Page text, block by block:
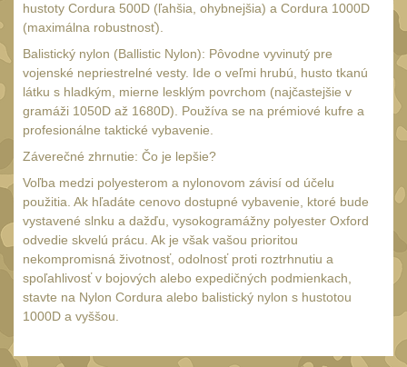
Laserové značkovače
Nabíjačky17
Adaptér pro nabíječku
Akumulátory a baterie 7
18650
14500 / AA / AAA4
16340 a CR123
Držiaky a
príslušenstvo27
Náhradné diely 7
OBLEČENIE
hustoty Cordura 500D (ľahšia, ohybnejšia) a Cordura 1000D
(maximálna robustnosť).
Balistický nylon (Ballistic Nylon): Pôvodne vyvinutý pre
vojenské nepriestrelné vesty. Ide o veľmi hrubú, husto tkanú
látku s hladkým, mierne lesklým povrchom (najčastejšie v
gramáži 1050D až 1680D). Používa se na prémiové kufre a
profesionálne taktické vybavenie.
Záverečné zhrnutie: Čo je lepšie?
Voľba medzi polyesterom a nylonovom závisí od účelu
použitia. Ak hľadáte cenovo dostupné vybavenie, ktoré bude
vystavené slnku a dažďu, vysokogramážny polyester Oxford
odvedie skvelú prácu. Ak je však vašou prioritou
nekompromisná životnosť, odolnosť proti roztrhnutiu a
spoľahlivosť v bojových alebo expedičných podmienkach,
stavte na Nylon Cordura alebo balistický nylon s hustotou
1000D a vyššou.